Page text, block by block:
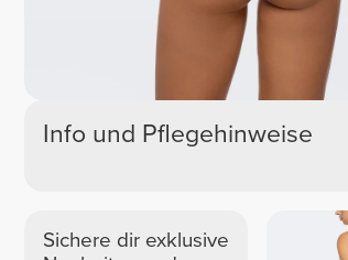
Info und Pflegehinweise
Sichere dir exklusive